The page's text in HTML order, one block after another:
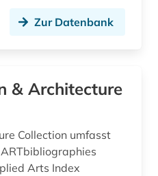
historische persönlichkeit (1)
hochschul- und universitätswesen (1)
Zur Datenbank
& Architecture
Collection umfasst
Arts Index